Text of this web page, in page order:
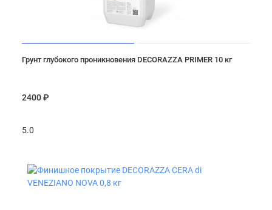
Грунт глубокого проникновения DECORAZZA PRIMER 10 кг
2400 ₽
5.0